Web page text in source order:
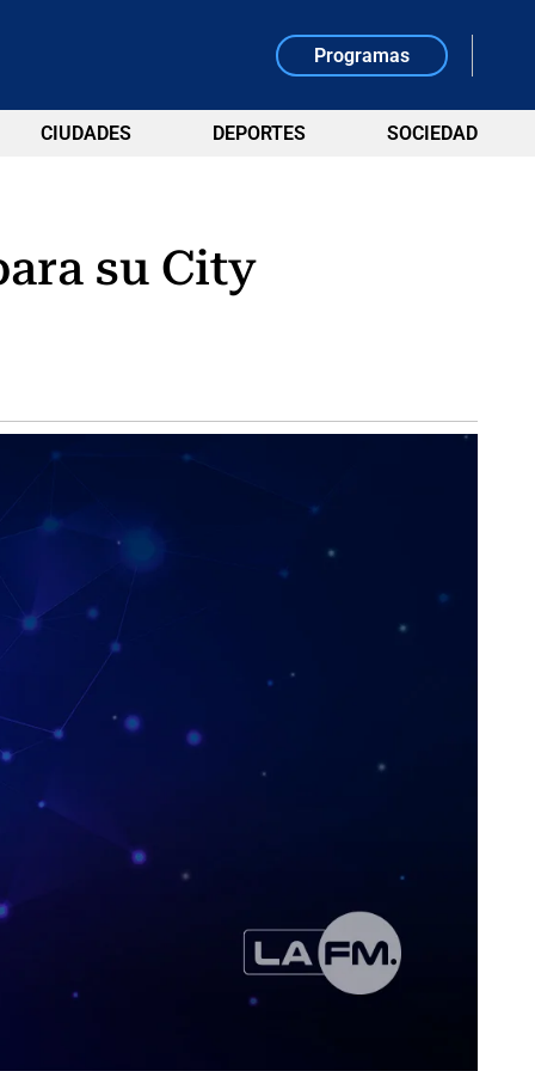
Programas
CIUDADES DEPORTES SOCIEDAD
su City